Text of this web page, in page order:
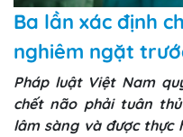
Ba lần xác định
nghiêm ngặt
Pháp luật Việt Nam
chết não phải tuân
lâm sàng và được thực